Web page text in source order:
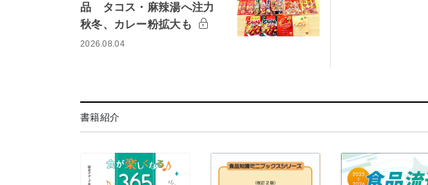
品 タコス・麻辣湯へ注力
秋冬、カレー粉拡大も
2026.08.04
書籍紹介